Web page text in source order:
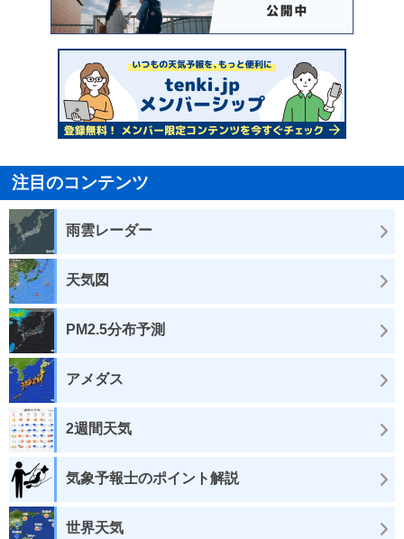
注目のコンテンツ
雨雲レーダー
天気図
PM2.5分布予測
アメダス
2週間天気
気象予報士のポイント解説
世界天気